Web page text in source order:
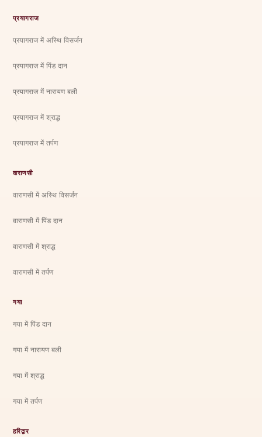
प्रयागराज
प्रयागराज में अस्थि विसर्जन
प्रयागराज में पिंड दान
प्रयागराज में नारायण बली
प्रयागराज में श्राद्ध
प्रयागराज में तर्पण
वाराणसी
वाराणसी में अस्थि विसर्जन
वाराणसी में पिंड दान
वाराणसी में श्राद्ध
वाराणसी में तर्पण
गया
गया में पिंड दान
गया में नारायण बली
गया में श्राद्ध
गया में तर्पण
हरिद्वार